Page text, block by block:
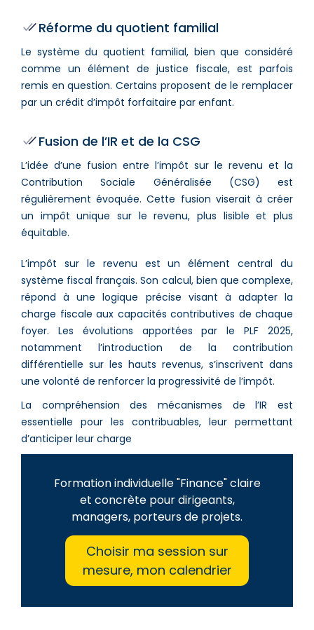
Réforme du quotient familial
Le système du quotient familial, bien que considéré
comme un élément de justice fiscale, est parfois
remis en question. Certains proposent de le remplacer
par un crédit d’impôt forfaitaire par enfant.
Fusion de l’IR et de la CSG
L’idée d’une fusion entre l’impôt sur le revenu et la
Contribution Sociale Généralisée (CSG) est
régulièrement évoquée. Cette fusion viserait à créer
un impôt unique sur le revenu, plus lisible et plus
équitable.
L’impôt sur le revenu est un élément central du
système fiscal français. Son calcul, bien que complexe,
répond à une logique précise visant à adapter la
charge fiscale aux capacités contributives de chaque
foyer. Les évolutions apportées par le PLF 2025,
notamment l’introduction de la contribution
différentielle sur les hauts revenus, s’inscrivent dans
une volonté de renforcer la progressivité de l’impôt.
La compréhension des mécanismes de l’IR est
essentielle pour les contribuables, leur permettant
d’anticiper leur charge
Formation individuelle "Finance" claire
et concrète pour dirigeants,
managers, porteurs de projets.
Choisir ma session sur
mesure, mon calendrier